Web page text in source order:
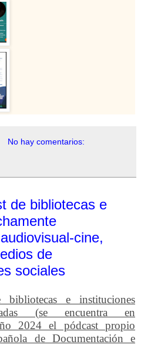
No hay comentarios:
de bibliotecas e
cine,
de
sociales
e instituciones
(se encuentra en
2024 el pódcast propio
de Documentación e